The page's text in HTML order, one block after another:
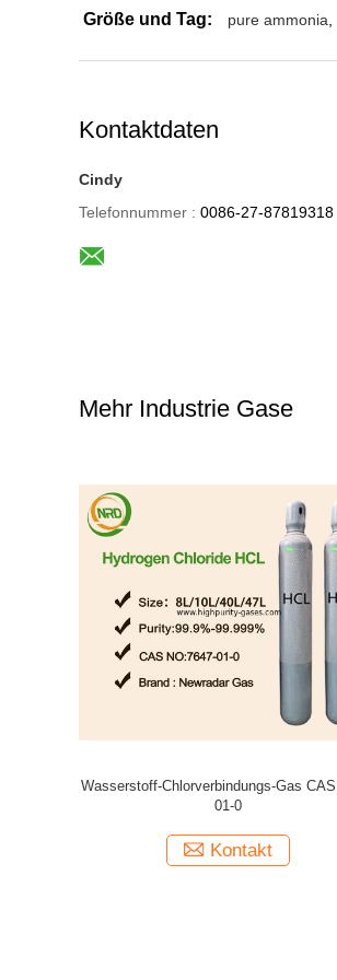
Größe und Tag: pure ammonia
Kontaktdaten
Cindy
Telefonnummer : 0086-27-87819318
Mehr Industrie Gase
Helium-des Gaspreises un1046 des
Grad-99,999% Details
Kontakt